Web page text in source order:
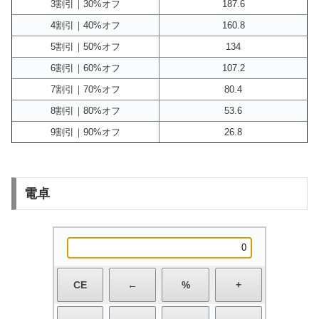
3割引｜30%オフ
187.6
4割引｜40%オフ
160.8
5割引｜50%オフ
134
6割引｜60%オフ
107.2
7割引｜70%オフ
80.4
8割引｜80%オフ
53.6
9割引｜90%オフ
26.8
電卓